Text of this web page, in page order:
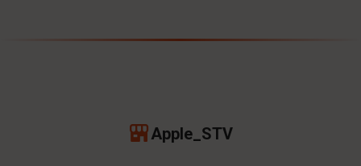
Apple_STV